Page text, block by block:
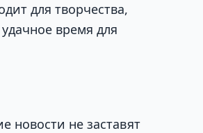
для творчества,
время для
новости не заставят